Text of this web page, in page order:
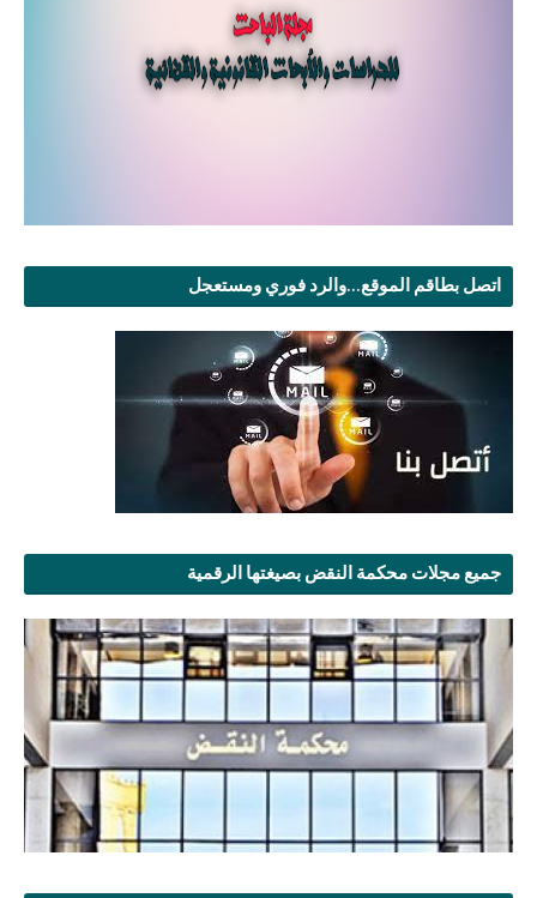
اتصل بطاقم الموقع...والرد فوري ومستعجل
جميع مجلات محكمة النقض بصيغتها الرقمية